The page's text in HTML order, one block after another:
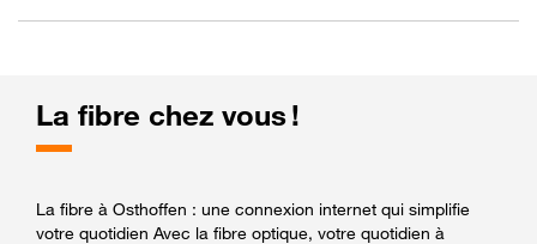
La fibre chez vous !
La fibre à Osthoffen : une connexion internet qui simplifie
votre quotidien Avec la fibre optique, votre quotidien à